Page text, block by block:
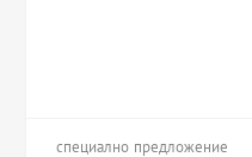
специално предложение